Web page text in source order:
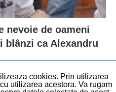
nevoie de oameni
blânzi ca Alexandru
cookies. Prin utilizarea
utilizarea acestora. Va rugam